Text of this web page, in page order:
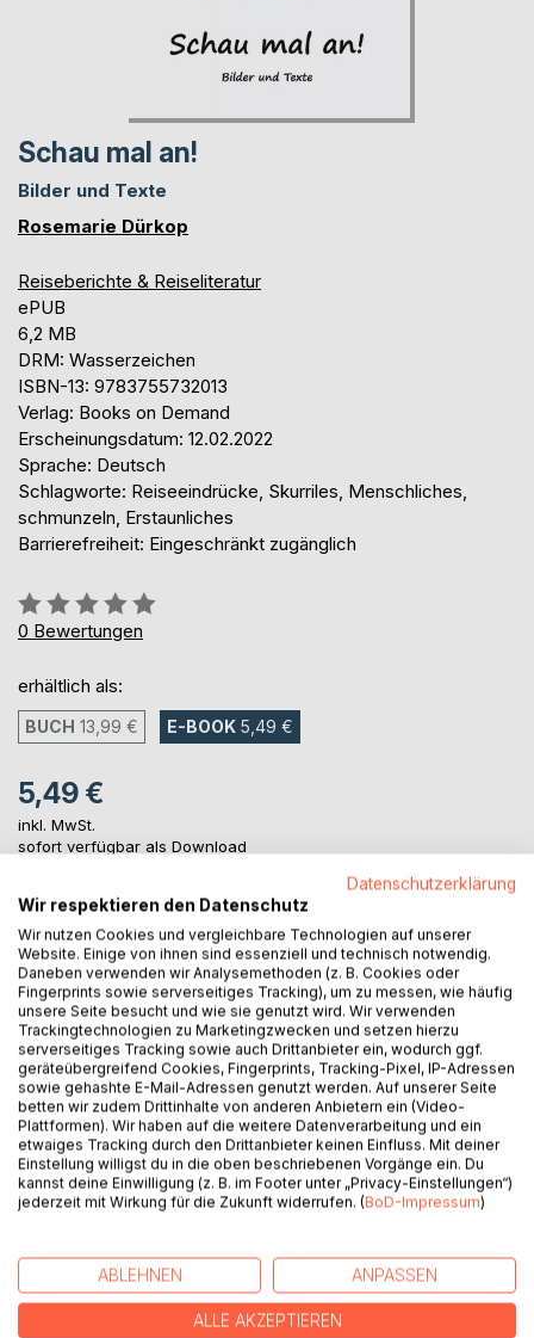
Schau mal an!
Bilder und Texte
Rosemarie Dürkop
Reiseberichte & Reiseliteratur
ePUB
6,2 MB
DRM: Wasserzeichen
ISBN-13: 9783755732013
Verlag: Books on Demand
Erscheinungsdatum: 12.02.2022
Sprache: Deutsch
Schlagworte: Reiseeindrücke, Skurriles, Menschliches,
schmunzeln, Erstaunliches
Barrierefreiheit: Eingeschränkt zugänglich
Bewertung::
0%
0 Bewertungen
erhältlich als:
BUCH 13,99 € E-BOOK 5,49 €
5,49 €
inkl. MwSt.
sofort verfügbar als Download
IN DEN WARENKORB
Auf die Merkliste
Titel bewerten
BESCHREIBUNG
Mit offenen Augen durch die Welt,
das Gesehene festgehalten mit
Kamera, Stift und Farbe.
Datenschutzerklärung
Wir respektieren den Datenschutz
Wir nutzen Cookies und vergleichbare Technologien auf unserer
Website. Einige von ihnen sind essenziell und technisch notwendig.
Daneben verwenden wir Analysemethoden (z. B. Cookies oder
Fingerprints sowie serverseitiges Tracking), um zu messen, wie häufig
unsere Seite besucht und wie sie genutzt wird. Wir verwenden
Trackingtechnologien zu Marketingzwecken und setzen hierzu
serverseitiges Tracking sowie auch Drittanbieter ein, wodurch ggf.
geräteübergreifend Cookies, Fingerprints, Tracking-Pixel, IP-Adressen
sowie gehashte E-Mail-Adressen genutzt werden. Auf unserer Seite
betten wir zudem Drittinhalte von anderen Anbietern ein (Video-
Plattformen). Wir haben auf die weitere Datenverarbeitung und ein
etwaiges Tracking durch den Drittanbieter keinen Einfluss. Mit deiner
Einstellung willigst du in die oben beschriebenen Vorgänge ein. Du
kannst deine Einwilligung (z. B. im Footer unter „Privacy-Einstellungen“)
jederzeit mit Wirkung für die Zukunft widerrufen. (BoD-Impressum)
ABLEHNEN ANPASSEN
ALLE AKZEPTIEREN